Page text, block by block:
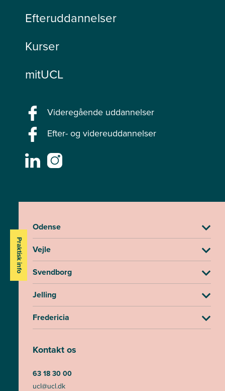
Efteruddannelser
Kurser
mitUCL
Videregående uddannelser
Efter- og videreuddannelser
Praktisk info
Odense
Vejle
Svendborg
Jelling
Fredericia
Kontakt os
63 18 30 00
ucl@ucl.dk